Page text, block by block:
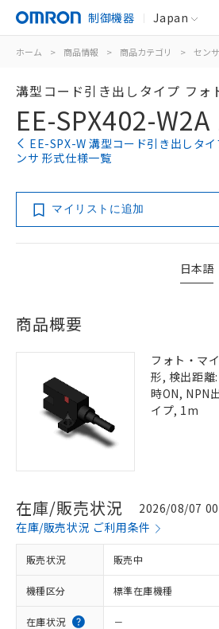
制御機器 Japan
ホーム > 商品情報 > 商品カテゴリ > センサ
溝型コード引き出しタイプ フォ
EE-SPX402-W2A
EE-SPX-W 溝型コード引き出しタ
ンサ 形式仕様一覧
マイリストに追加
日本語
商品概要
フォト・マ
形, 検出距
時ON, NPN
イプ, 1m
在庫/販売状況
2026/08/07
在庫/販売状況 ご利用条件
販売状況 販売中
機種区分 標準在庫機種
在庫状況 －